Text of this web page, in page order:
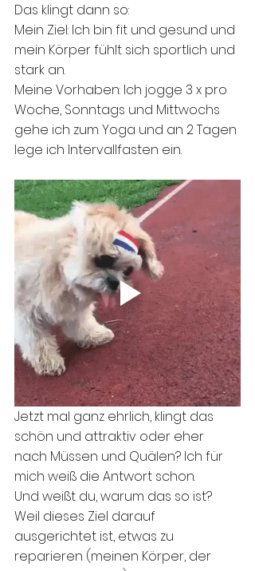
Das klingt dann so:
Mein Ziel: Ich bin fit und gesund und
mein Körper fühlt sich sportlich und
stark an.
Meine Vorhaben: Ich jogge 3 x pro
Woche, Sonntags und Mittwochs
gehe ich zum Yoga und an 2 Tagen
lege ich Intervallfasten ein.
Jetzt mal ganz ehrlich, klingt das
schön und attraktiv oder eher
nach Müssen und Quälen? Ich für
mich weiß die Antwort schon.
Und weißt du, warum das so ist?
Weil dieses Ziel darauf
ausgerichtet ist, etwas zu
reparieren (meinen Körper, der